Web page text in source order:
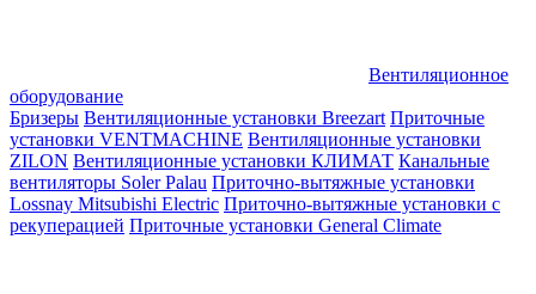
Вентиляционное
оборудование
Бризеры Вентиляционные установки Breezart Приточные
установки VENTMACHINE Вентиляционные установки
ZILON Вентиляционные установки КЛИМАТ Канальные
вентиляторы Soler Palau Приточно-вытяжные установки
Lossnay Mitsubishi Electric Приточно-вытяжные установки с
рекуперацией Приточные установки General Climate